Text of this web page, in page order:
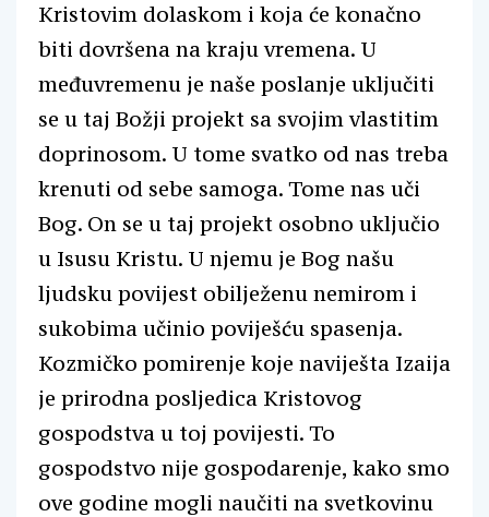
Kristovim dolaskom i koja će konačno
biti dovršena na kraju vremena. U
međuvremenu je naše poslanje uključiti
se u taj Božji projekt sa svojim vlastitim
doprinosom. U tome svatko od nas treba
krenuti od sebe samoga. Tome nas uči
Bog. On se u taj projekt osobno uključio
u Isusu Kristu. U njemu je Bog našu
ljudsku povijest obilježenu nemirom i
sukobima učinio poviješću spasenja.
Kozmičko pomirenje koje naviješta Izaija
je prirodna posljedica Kristovog
gospodstva u toj povijesti. To
gospodstvo nije gospodarenje, kako smo
ove godine mogli naučiti na svetkovinu